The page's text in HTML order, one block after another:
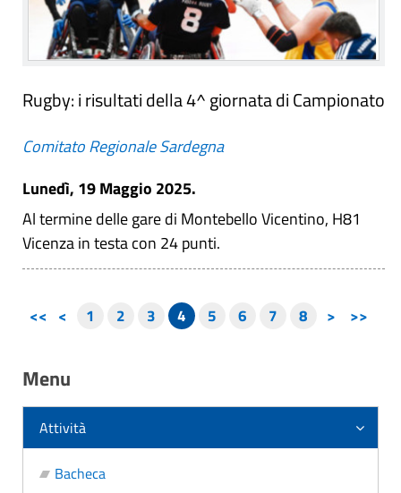
Rugby: i risultati della 4^ giornata di Campionato
Comitato Regionale Sardegna
Lunedì, 19 Maggio 2025.
Al termine delle gare di Montebello Vicentino, H81
Vicenza in testa con 24 punti.
<< < 1 2 3 4 5 6 7 8 > >>
Menu
Attività
Bacheca